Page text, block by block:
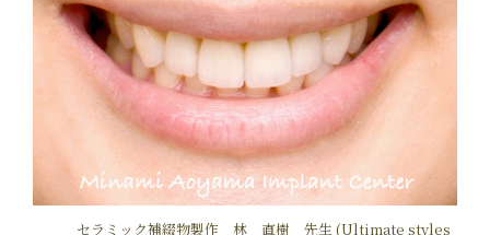
セラミック補綴物製作 林 直樹 先生 (Ultimate styles